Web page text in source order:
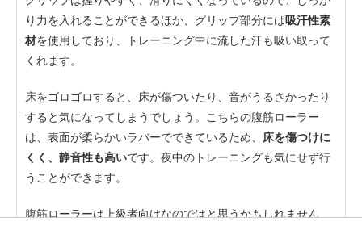
り力を入れることができるほか、グリップ部分には吸汗性素
材を使用しており、トレーニング中に流した汗も吸い取って
くれます。
床をゴロゴロすると、床が傷ついたり、音がうるさかったり
すると気になってしまうでしょう。こちらの腹筋ローラー
は、表面が柔らかいラバーでできているため、 床を傷つけに
くく、静音性も高いです。夜中のトレーニングも気にせず行
うことができます。
腹筋ローラーは上級者向けなのではと思うかもしれません